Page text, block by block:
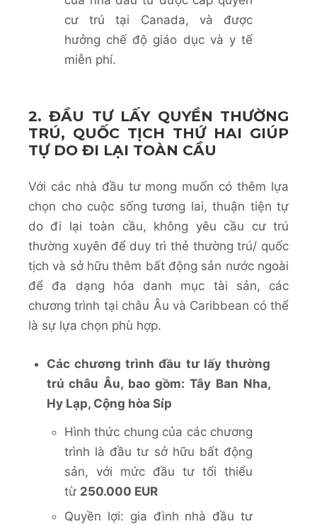
cư trú tại Canada, và được
hưởng chế độ giáo dục và y tế
miễn phí.
2. ĐẦU TƯ LẤY QUYỀN THƯỜNG
TRÚ, QUỐC TỊCH THỨ HAI GIÚP
TỰ DO ĐI LẠI TOÀN CẦU
Với các nhà đầu tư mong muốn có thêm lựa
chọn cho cuộc sống tương lai, thuận tiện tự
do đi lại toàn cầu, không yêu cầu cư trú
thường xuyên để duy trì thẻ thường trú/ quốc
tịch và sở hữu thêm bất động sản nước ngoài
để đa dạng hóa danh mục tài sản, các
chương trình tại châu Âu và Caribbean có thể
là sự lựa chọn phù hợp.
Các chương trình đầu tư lấy thường
trú châu Âu, bao gồm: Tây Ban Nha,
Hy Lạp, Cộng hòa Síp
Hình thức chung của các chương
trình là đầu tư sở hữu bất động
sản, với mức đầu tư tối thiểu
từ 250.000 EUR
Quyền lợi: gia đình nhà đầu tư